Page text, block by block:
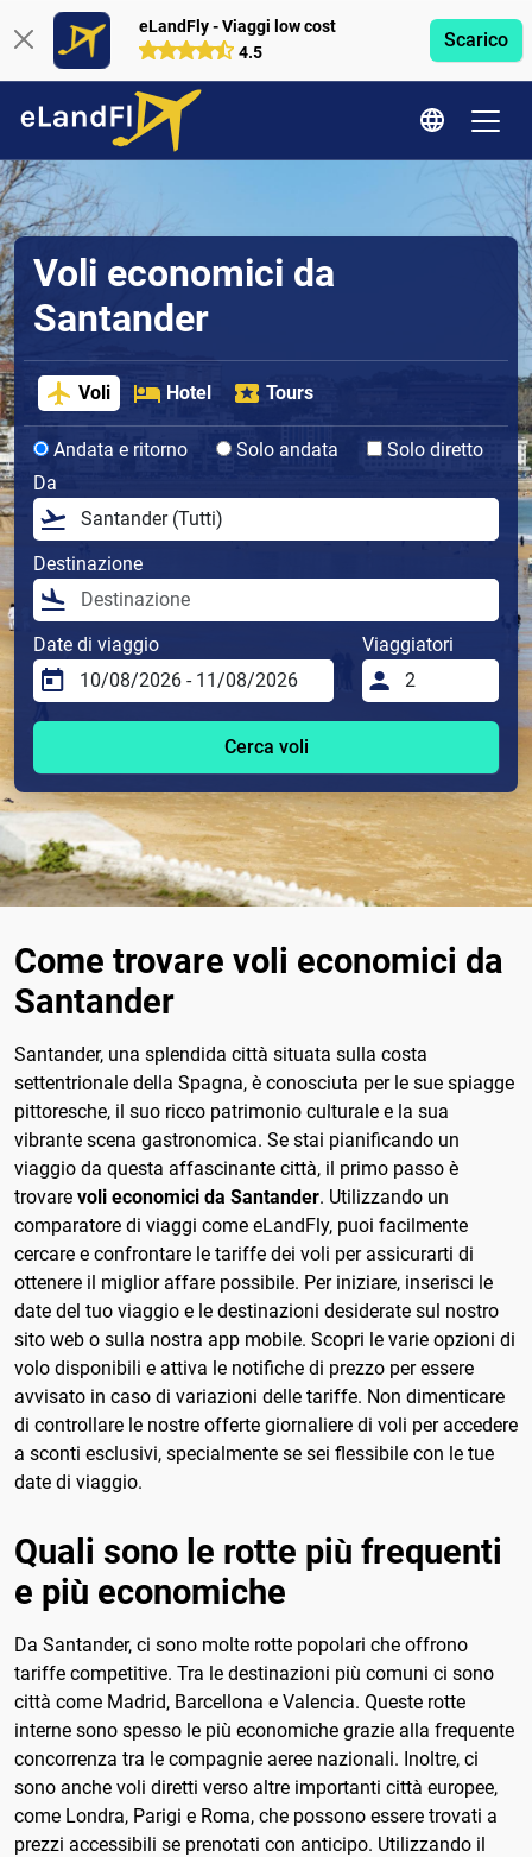
eLandFly - Viaggi low cost
4.5
Scarico
Voli economici da
Santander
Voli Hotel Tours
Andata e ritorno Solo andata
Solo diretto
Da
Destinazione
Date di viaggio Viaggiatori
Cerca voli
Come trovare voli economici da
Santander
Santander, una splendida città situata sulla costa
settentrionale della Spagna, è conosciuta per le sue spiagge
pittoresche, il suo ricco patrimonio culturale e la sua
vibrante scena gastronomica. Se stai pianificando un
viaggio da questa affascinante città, il primo passo è
trovare voli economici da Santander. Utilizzando un
comparatore di viaggi come eLandFly, puoi facilmente
cercare e confrontare le tariffe dei voli per assicurarti di
ottenere il miglior affare possibile. Per iniziare, inserisci le
date del tuo viaggio e le destinazioni desiderate sul nostro
sito web o sulla nostra app mobile. Scopri le varie opzioni di
volo disponibili e attiva le notifiche di prezzo per essere
avvisato in caso di variazioni delle tariffe. Non dimenticare
di controllare le nostre offerte giornaliere di voli per accedere
a sconti esclusivi, specialmente se sei flessibile con le tue
date di viaggio.
Quali sono le rotte più frequenti
e più economiche
Da Santander, ci sono molte rotte popolari che offrono
tariffe competitive. Tra le destinazioni più comuni ci sono
città come Madrid, Barcellona e Valencia. Queste rotte
interne sono spesso le più economiche grazie alla frequente
concorrenza tra le compagnie aeree nazionali. Inoltre, ci
sono anche voli diretti verso altre importanti città europee,
come Londra, Parigi e Roma, che possono essere trovati a
prezzi accessibili se prenotati con anticipo. Utilizzando il